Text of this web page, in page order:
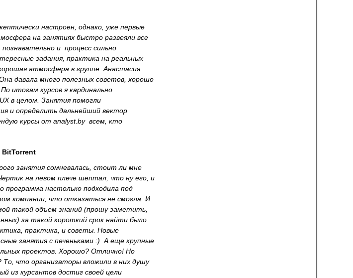
настроен, однако, уже первые
на занятиях быстро развеяли все
и процесс сильно
задания, практика на реальных
атмосфера в группе. Анастасия
давала много полезных советов, хорошо
итогам курсов я кардинально
в целом. Занятия помогли
и определить дальнейший вектор
курсы от analyst.by всем, кто
BitTorrent
занятия сомневалась, стоит ли мне
на левом плече шептал, что ну его, и
программа настолько подходила под
компании, что отказаться не смогла. И
такой объем знаний (прошу заметить,
за такой короткий срок найти было
практика, и советы. Новые
занятия с печеньками :) А еще крупные
проектов. Хорошо? Отлично! Но
что организаторы вложили в них душу
из курсантов достиг своей цели